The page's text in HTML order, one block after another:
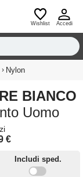
Wishlist Accedi
› Nylon
Uomo
€
Includi sped.